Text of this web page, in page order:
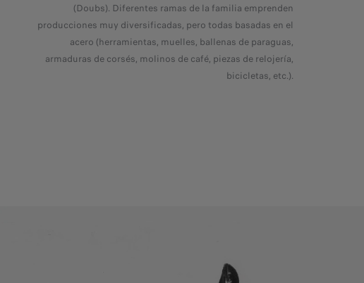
(Doubs). Diferentes ramas de la familia emprenden
producciones muy diversificadas, pero todas basadas en el
acero (herramientas, muelles, ballenas de paraguas,
armaduras de corsés, molinos de café, piezas de relojería,
bicicletas, etc.).